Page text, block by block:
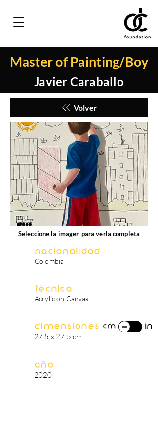
Master of Painting/Boy
Javier Caraballo
Volver
Seleccione la imagen para verla completa
Nacionalidad
Colombia
Técnica
Acrylic on Canvas
Dimensiones
27.5 x 27.5 cm
cm in
Año
2020